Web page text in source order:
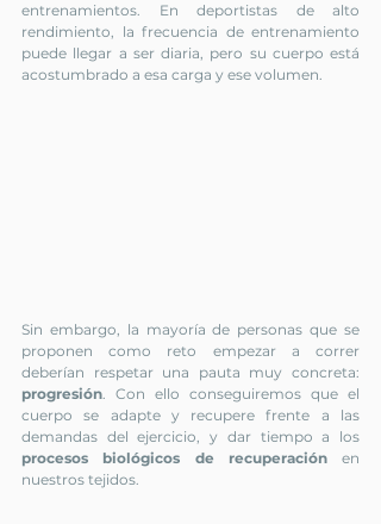
entrenamientos. En deportistas de alto
rendimiento, la frecuencia de entrenamiento
puede llegar a ser diaria, pero su cuerpo está
acostumbrado a esa carga y ese volumen.
Sin embargo, la mayoría de personas que se
proponen como reto empezar a correr
progresión . Con ello conseguiremos que el
cuerpo se adapte y recupere frente a las
procesos biológicos de recuperación en
nuestros tejidos.